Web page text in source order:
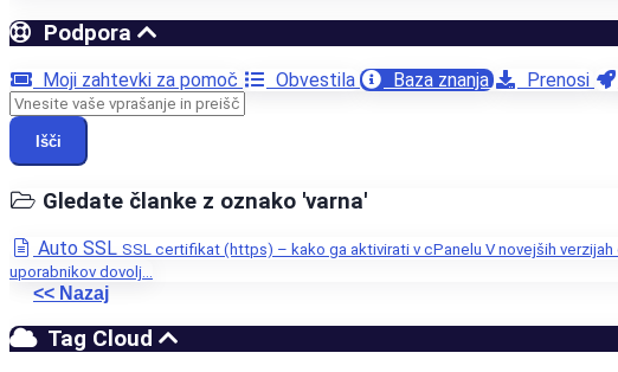
Podpora
Moji zahtevki za pomoč Obvestila Baza znanja Prenosi
Išči
Gledate članke z oznako 'varna'
Auto SSL SSL certifikat (https) – kako ga aktivirati v cPanelu V novejših verzijah
uporabnikov dovolj...
<< Nazaj
Tag Cloud